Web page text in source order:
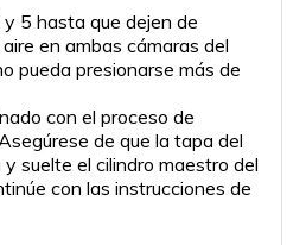
5 hasta que dejen de
en ambas cámaras del
pueda presionarse más de
con el proceso de
de que la tapa del
suelte el cilindro maestro del
con las instrucciones de